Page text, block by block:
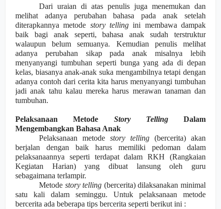
Dari uraian di atas penulis juga menemukan dan
melihat adanya perubahan bahasa pada anak setelah
diterapkannya metode story telling ini membawa dampak
baik bagi anak seperti, bahasa anak sudah terstruktur
walaupun belum semuanya. Kemudian penulis melihat
adanya perubahan sikap pada anak misalnya lebih
menyanyangi tumbuhan seperti bunga yang ada di depan
kelas, biasanya anak-anak suka mengambilnya tetapi dengan
adanya contoh dari cerita kita harus menyanyangi tumbuhan
jadi anak tahu kalau mereka harus merawan tanaman dan
tumbuhan.
Pelaksanaan Metode Story TellingDalam
Mengembangkan Bahasa Anak
Pelaksanaan metode story telling (bercerita) akan
berjalan dengan baik harus memiliki pedoman dalam
pelaksanaannya seperti terdapat dalam RKH (Rangkaian
Kegiatan Harian) yang dibuat lansung oleh guru
sebagaimana terlampir.
Metode story telling (bercerita) dilaksanakan minimal
satu kali dalam seminggu. Untuk pelaksanaan metode
bercerita ada beberapa tips bercerita seperti berikut ini :